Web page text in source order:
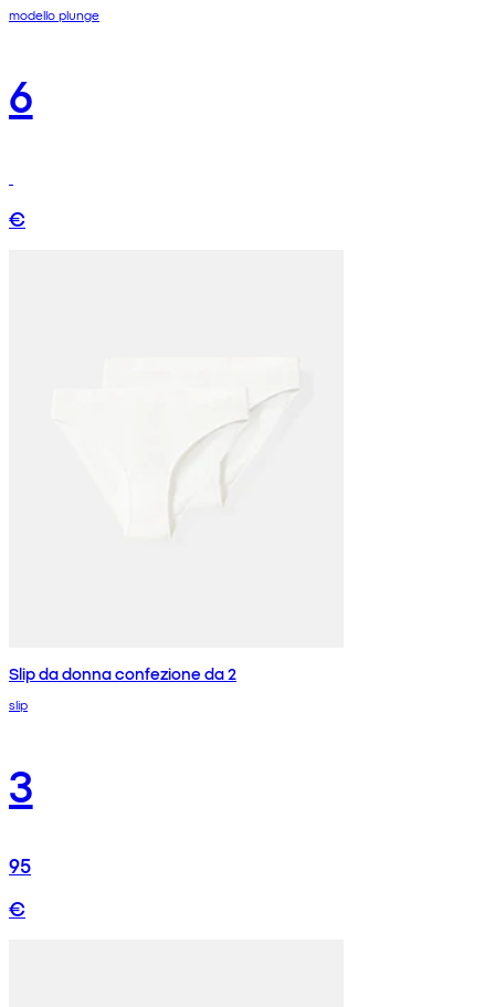
modello plunge
6
€
Slip da donna confezione da 2
slip
3
95
€